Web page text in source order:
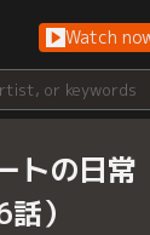
Watch
トの日常
）